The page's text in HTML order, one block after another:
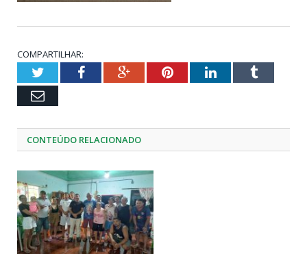
COMPARTILHAR:
TwitterFacebookGoogle+PinterestLinkedInTumblr
Email
CONTEÚDO RELACIONADO